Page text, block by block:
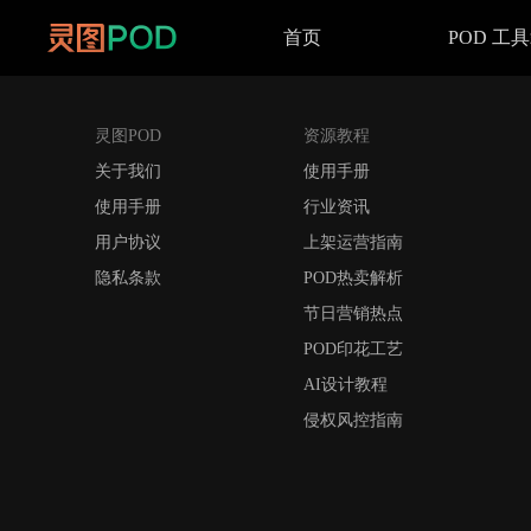
首页 POD 工
灵图POD
关于我们
使用手册
用户协议
隐私条款
资源教程
使用手册
行业资讯
上架运营指南
POD热卖解析
节日营销热点
POD印花工艺
AI设计教程
侵权风控指南